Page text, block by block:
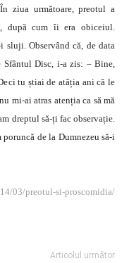
ziua următoare, preotul a
după cum îi era obiceiul.
Observând că, de data
Sfântul Disc, i-a zis: – Bine,
tu știai de atâția ani că le
mi-ai atras atenția ca să mă
dreptul să-ți fac observație.
de la Dumnezeu să-i
03/preotul-si-proscomidia/
Articolul următor